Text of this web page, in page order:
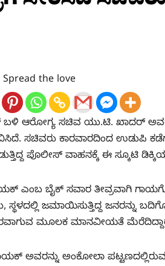
Spread the love
ಆರೋಗ್ಯ ಸಚಿವ ಯು.ಟಿ. ಖಾದರ್ ಅವರ
ಸಚಿವರು ಕಾರವಾರದಿಂದ ಉಡುಪಿ
ಪೊಲೀಸ್ ವಾಹನಕ್ಕೆ ಈ ಸ್ಕೂಟಿ
ಬೈಕ್ ಸವಾರ ತೀವ್ರವಾಗಿ
ಜಮಾಯಿಸುತ್ತಿದ್ದ ಜನರನ್ನು
ಮೂಲಕ ಮಾನವೀಯತೆ
ಅವರನ್ನು ಅಂಕೋಲಾ